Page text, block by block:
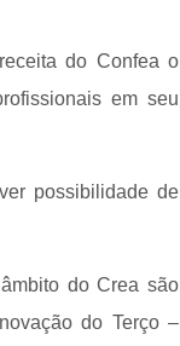
do Confea o
em seu
possibilidade de
do Crea são
do Terço –